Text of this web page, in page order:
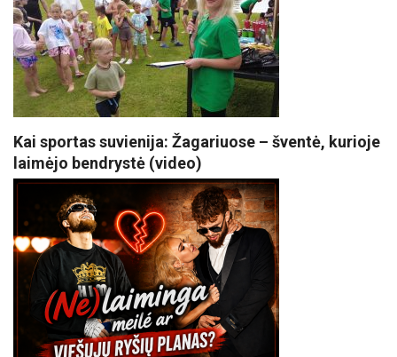
Kai sportas suvienija: Žagariuose – šventė, kurioje
laimėjo bendrystė (video)